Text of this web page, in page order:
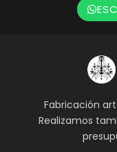
Fabricación
Realizamos